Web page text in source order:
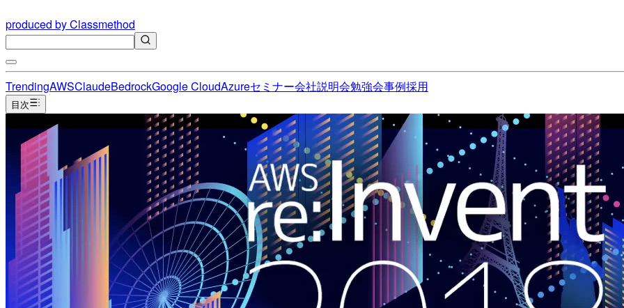
produced by Classmethod
TrendingAWSClaudeBedrockGoogle CloudAzureセミナー会社説明会勉強会事例採用
目次